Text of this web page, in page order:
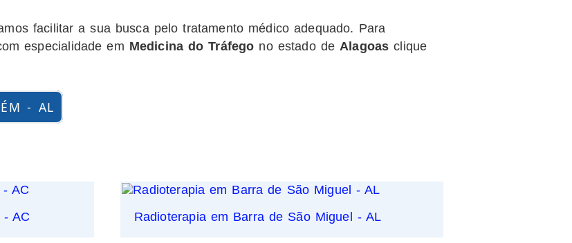
facilitar a sua busca pelo tratamento médico adequado. Para
especialidade em Medicina do Tráfego no estado de Alagoas clique
- AL
- AC Radioterapia em Barra de São Miguel - AL